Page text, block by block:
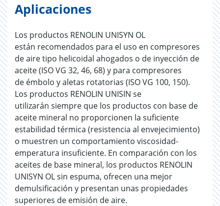
Aplicaciones
Los productos RENOLIN UNISYN OL
están recomendados para el uso en compresores
de aire tipo helicoidal ahogados o de inyección de
aceite (ISO VG 32, 46, 68) y para compresores
de émbolo y aletas rotatorias (ISO VG 100, 150).
Los productos RENOLIN UNISIN se
utilizarán siempre que los productos con base de
aceite mineral no proporcionen la suficiente
estabilidad térmica (resistencia al envejecimiento)
o muestren un comportamiento viscosidad-
emperatura insuficiente. En comparación con los
aceites de base mineral, los productos RENOLIN
UNISYN OL sin espuma, ofrecen una mejor
demulsificación y presentan unas propiedades
superiores de emisión de aire.